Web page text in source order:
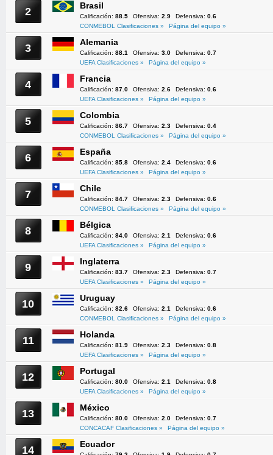
2 Brasil
Calificación: 88.5 Ofensiva: 2.9 Defensiva: 0.6
CONMEBOL Clasificaciones »
Página del equipo »
3 Alemania
Calificación: 88.1 Ofensiva: 3.0 Defensiva: 0.7
UEFA Clasificaciones »
Página del equipo »
4 Francia
Calificación: 87.0 Ofensiva: 2.6 Defensiva: 0.6
UEFA Clasificaciones »
Página del equipo »
5 Colombia
Calificación: 86.7 Ofensiva: 2.3 Defensiva: 0.4
CONMEBOL Clasificaciones »
Página del equipo »
6 España
Calificación: 85.8 Ofensiva: 2.4 Defensiva: 0.6
UEFA Clasificaciones »
Página del equipo »
7 Chile
Calificación: 84.7 Ofensiva: 2.3 Defensiva: 0.6
CONMEBOL Clasificaciones »
Página del equipo »
8 Bélgica
Calificación: 84.0 Ofensiva: 2.1 Defensiva: 0.6
UEFA Clasificaciones »
Página del equipo »
9 Inglaterra
Calificación: 83.7 Ofensiva: 2.3 Defensiva: 0.7
UEFA Clasificaciones »
Página del equipo »
10 Uruguay
Calificación: 82.6 Ofensiva: 2.1 Defensiva: 0.6
CONMEBOL Clasificaciones »
Página del equipo »
11 Holanda
Calificación: 81.9 Ofensiva: 2.3 Defensiva: 0.8
UEFA Clasificaciones »
Página del equipo »
12 Portugal
Calificación: 80.0 Ofensiva: 2.1 Defensiva: 0.8
UEFA Clasificaciones »
Página del equipo »
13 México
Calificación: 80.0 Ofensiva: 2.0 Defensiva: 0.7
CONCACAF Clasificaciones »
Página del equipo »
14 Ecuador